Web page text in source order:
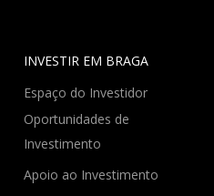
INVESTIR EM BRAGA
Espaço do Investidor
Oportunidades de
Investimento
Apoio ao Investimento